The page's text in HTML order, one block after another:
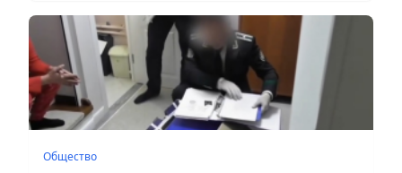
Общество